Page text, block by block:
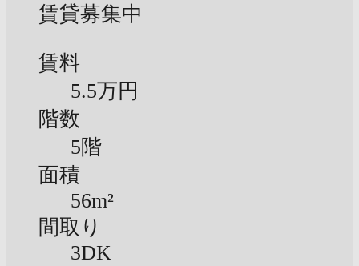
賃貸募集中
賃料
5.5万円
階数
5階
面積
56m²
間取り
3DK